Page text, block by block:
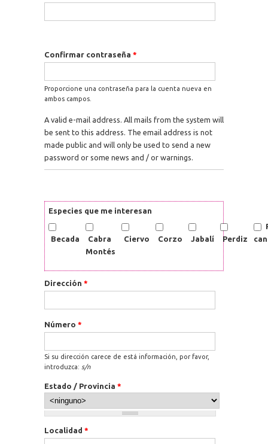
Confirmar contraseña *
Proporcione una contraseña para la cuenta nueva en
ambos campos.
A valid e-mail address. All mails from the system will
be sent to this address. The email address is not
made public and will only be used to send a new
password or some news and / or warnings.
Especies que me interesan
Becada
Cabra
Montés
Ciervo Corzo Jabalí Perdiz
Dirección *
Número *
Si su dirección carece de está información, por favor,
introduzca: s/n
Estado / Provincia *
Localidad *